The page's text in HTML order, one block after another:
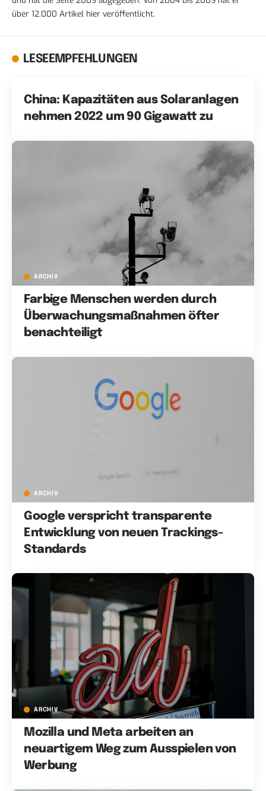
über 12.000 Artikel hier veröffentlicht.
LESEEMPFEHLUNGEN
China: Kapazitäten aus Solaranlagen
nehmen 2022 um 90 Gigawatt zu
ARCHIV
Farbige Menschen werden durch
Überwachungsmaßnahmen öfter
benachteiligt
ARCHIV
Google verspricht transparente
Entwicklung von neuen Trackings-
Standards
ARCHIV
Mozilla und Meta arbeiten an
neuartigem Weg zum Ausspielen von
Werbung